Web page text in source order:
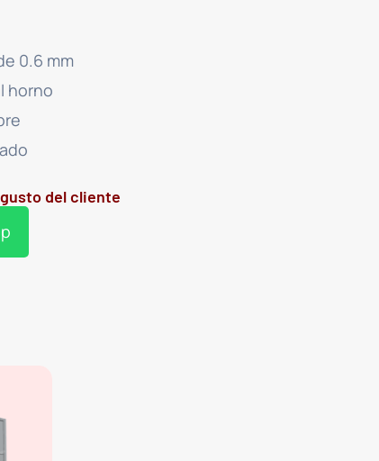
0.6 mm
horno
del cliente